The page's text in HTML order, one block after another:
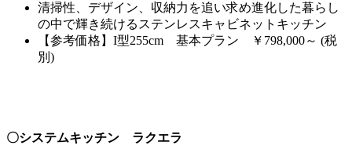
清掃性、デザイン、収納力を追い求め進化した暮らし
の中で輝き続けるステンレスキャビネットキッチン
【参考価格】I型255cm 基本プラン ￥798,000～ (税
別)
〇システムキッチン ラクエラ